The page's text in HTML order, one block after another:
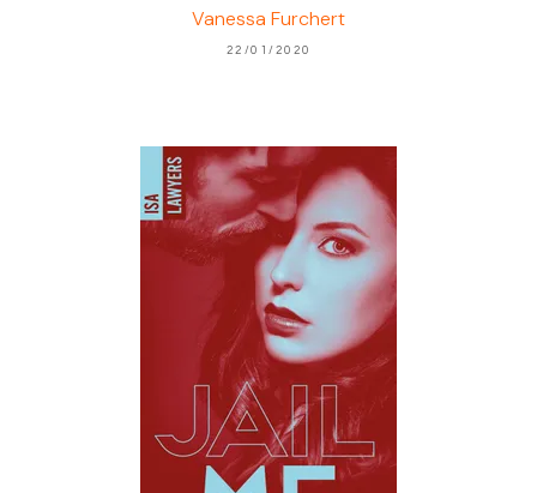
Vanessa Furchert
22/01/2020